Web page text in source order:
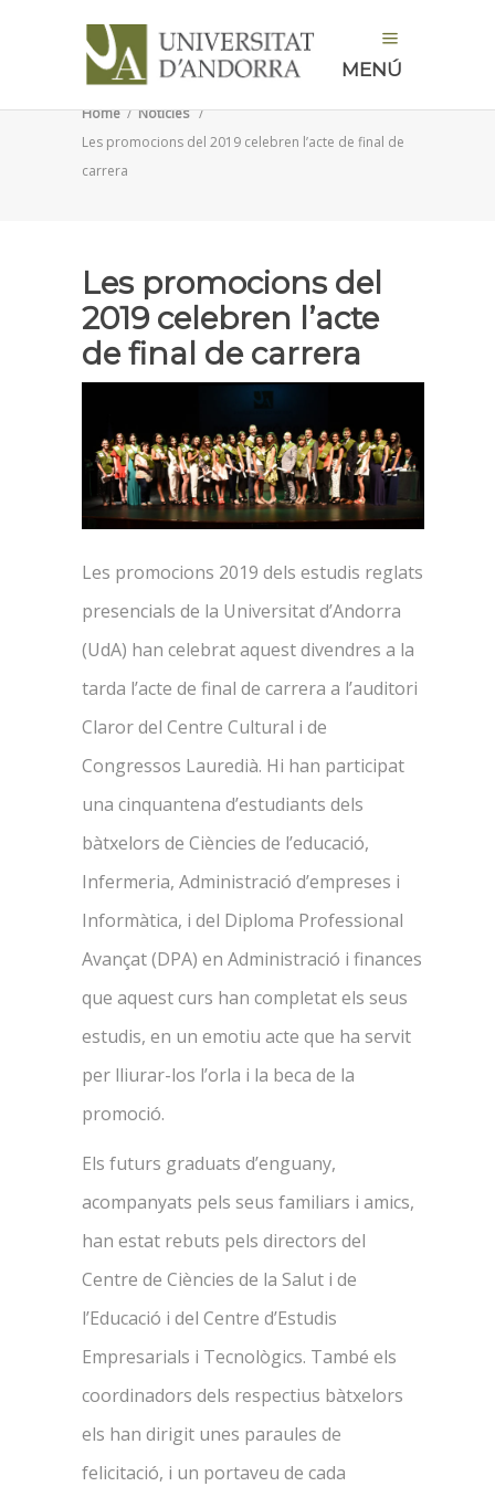
MENÚ
Home/Notícies/
Les promocions del 2019 celebren l’acte de final de
carrera
Les promocions del
2019 celebren l’acte
de final de carrera
Les promocions 2019 dels estudis reglats
presencials de la Universitat d’Andorra
(UdA) han celebrat aquest divendres a la
tarda l’acte de final de carrera a l’auditori
Claror del Centre Cultural i de
Congressos Lauredià. Hi han participat
una cinquantena d’estudiants dels
bàtxelors de Ciències de l’educació,
Infermeria, Administració d’empreses i
Informàtica, i del Diploma Professional
Avançat (DPA) en Administració i finances
que aquest curs han completat els seus
estudis, en un emotiu acte que ha servit
per lliurar-los l’orla i la beca de la
promoció.
Els futurs graduats d’enguany,
acompanyats pels seus familiars i amics,
han estat rebuts pels directors del
Centre de Ciències de la Salut i de
l’Educació i del Centre d’Estudis
Empresarials i Tecnològics. També els
coordinadors dels respectius bàtxelors
els han dirigit unes paraules de
felicitació, i un portaveu de cada